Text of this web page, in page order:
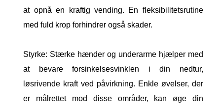
at opnå en kraftig vending. En fleksibilitetsrutine
med fuld krop forhindrer også skader.
Styrke: Stærke hænder og underarme hjælper med
at bevare forsinkelsesvinklen i din nedtur,
løsrivende kraft ved påvirkning. Enkle øvelser, der
er målrettet mod disse områder, kan øge din